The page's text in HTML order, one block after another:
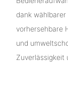
dank
vorhersehbare
und
Zuverlässigkeit